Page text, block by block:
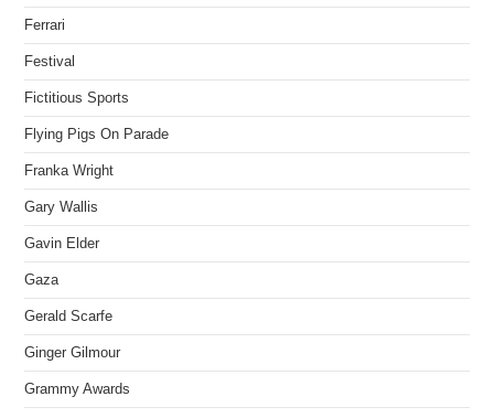
Ferrari
Festival
Fictitious Sports
Flying Pigs On Parade
Franka Wright
Gary Wallis
Gavin Elder
Gaza
Gerald Scarfe
Ginger Gilmour
Grammy Awards